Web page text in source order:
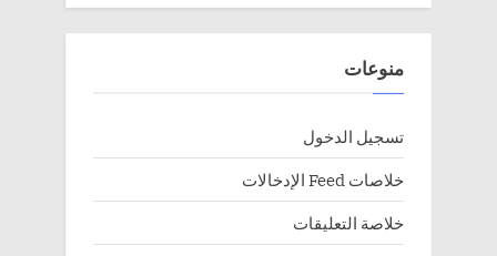
منوعات
تسجيل الدخول
خلاصات Feed الإدخالات
خلاصة التعليقات